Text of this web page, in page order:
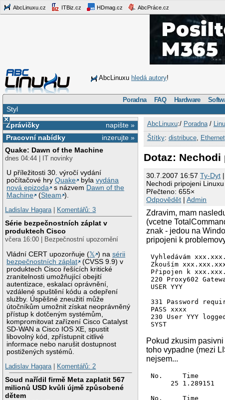
AbcLinuxu.cz ITBiz.cz HDmag.cz AbcPráce.cz
AbcLinuxu hledá autory!
Poradna FAQ Hardware
Styl
×
napište »
Zprávičky
inzerujte »
Pracovní nabídky
Quake: Dawn of the Machine
dnes 04:44 | IT novinky
U příležitosti 30. výročí vydání
počítačové hryQuake bylavydána
nová epizoda
s názvem Dawn of the
Machine
(Steam ).
Ladislav Hagara| Komentářů: 3
Série bezpečnostních záplat v
produktech Cisco
včera 16:00 | Bezpečnostní upozornění
Vládní CERT upozorňuje (𝕏 ) nasérii
bezpečnostních záplat
(CVSS 9.9) v
produktech Cisco řešících kritické
zranitelnosti umožňující obejití
autentizace, eskalaci oprávnění,
vzdálené spuštění kódu a odepření
služby. Úspěšné zneužití může
útočníkům umožnit získat neoprávněný
přístup k dotčeným systémům,
kompromitovat zařízení Cisco Catalyst
SD-WAN a Cisco IOS XE, spustit
libovolný kód, zpřístupnit citlivé
informace nebo narušit dostupnost
postižených systémů.
Ladislav Hagara| Komentářů: 2
Soud nařídil firmě Meta zaplatit 567
milionů USD kvůli újmě způsobené
dětem
AbcLinuxu:/ Poradna/
Štítky: distribuce, Ethernet,
Dotaz:
30.7.2007 16:57Ty-Dyt
Nechodi pripojeni
Přečteno: 655×
Odpovědět |Admin
Zdravim, mam
(vcetne
znak - jedou na
pripojeni k
Vyhledávám
Zkouším
Připojen k
220 Proxy602
USER YYY
331 Password
PASS xxxx
230 User YYY
SYST
215 UNIX Type: L8
TYPE I
200 Type set to I.
250 CWD command
Pokud zkusim
toho vypadne (mezi
nejsem...
No.     Time
25 1.289151
No.     Time